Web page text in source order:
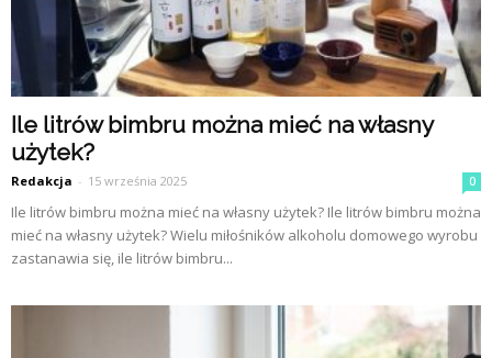
Ile litrów bimbru można mieć na własny
użytek?
Redakcja - 15 września 2025 0
Ile litrów bimbru można mieć na własny użytek? Ile litrów bimbru można
mieć na własny użytek? Wielu miłośników alkoholu domowego wyrobu
zastanawia się, ile litrów bimbru...